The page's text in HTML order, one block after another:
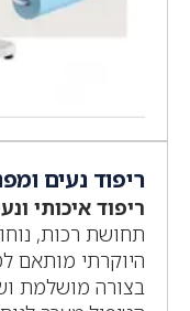
ריפוד נעים
ריפוד איכותי
תחושת רכות,
היוקרתי מותאם
בצורה מושלמת